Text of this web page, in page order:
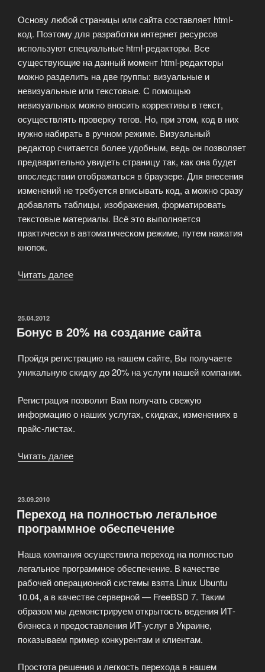
Основу любой страницы или сайта составляет html-
код. Поэтому для разработки интернет ресурсов
используют специальные html-редакторы. Все
существующие на данный момент html-редакторы
можно разделить на две группы: визуальные и
невизуальные или текстовые. С помощью
невизуальных можно вносить коррективы в текст,
осуществлять проверку тегов. Но, при этом, код в них
нужно набирать в ручном режиме. Визуальный
редактор считается более удобным, ведь он позволяет
предварительно увидеть страницу так, как она будет
впоследствии отображаться в браузере. Для внесения
изменений не требуется вписывать код, а можно сразу
добавлять таблицы, изображения, форматировать
текстовые материалы. Всё это выполняется
практически в автоматическом режиме, путем нажатия
кнопок.
Читать далее
ОПУБЛИКОВАНО
25.04.2012
Бонус в 20% на создание сайта
Пройдя регистрацию на нашем сайте, Вы получаете
уникальную скидку до 20% на услуги нашей компании.
Регистрация позволит Вам получать свежую
информацию о наших услугах, скидках, изменениях в
прайс-листах.
Читать далее
создание
сайта»
ОПУБЛИКОВАНО
23.09.2010
Переход на полностью легальное
программное обеспечение
Наша компания осуществила переход на полностью
легальное программное обеспечение. В качестве
рабочей операционной системы взята Linux Ubuntu
10.04, а в качестве серверной — FreeBSD 7. Таким
образом мы демонстрируем открытость ведения ИТ-
бизнеса и предоставления ИТ-услуг в Украине,
показываем пример конкурентам и клиентам.
Простота решения и легкость перехода в нашем